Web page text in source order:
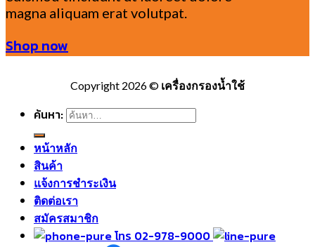
magna aliquam erat volutpat.
Shop now
Copyright 2026 © เครื่องกรองน้ำใช้
ค้นหา:
หน้าหลัก
สินค้า
แจ้งการชำระเงิน
ติดต่อเรา
สมัครสมาชิก
โทร 02-978-9000